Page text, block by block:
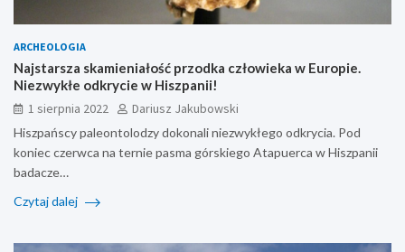
ARCHEOLOGIA
Najstarsza skamieniałość przodka człowieka w Europie.
Niezwykłe odkrycie w Hiszpanii!
1 sierpnia 2022
Dariusz Jakubowski
Hiszpańscy paleontolodzy dokonali niezwykłego odkrycia. Pod
koniec czerwca na ternie pasma górskiego Atapuerca w Hiszpanii
badacze…
Czytaj dalej